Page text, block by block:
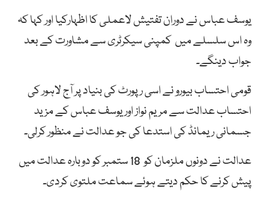
یوسف عباس نے دوران تفتیش لاعملی کا اظہارکیا اور کہا کہ
وہ اس سلسلے میں کمپنی سیکرٹری سے مشاورت کے بعد
جواب دینگے۔
قومی احتساب بیورو نے اسی رپورٹ کی بنیاد پر آج لاہور کی
احتساب عدالت سے مریم نواز اور یوسف عباس کے مزید
جسمانی ریمانڈ کی استدعا کی جو عدالت نے منظور کرلی۔
عدالت نے دونوں ملزمان کو 18 ستمبر کو دوبارہ عدالت میں
پیش کرنے کا حکم دیتے ہوئے سماعت ملتوی کردی۔